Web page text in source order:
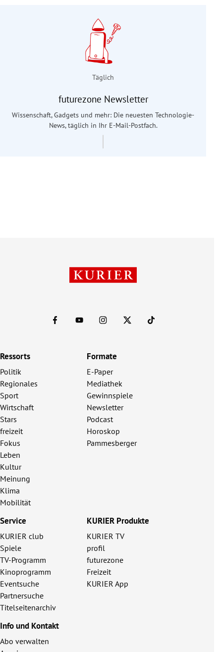
Täglich
futurezone Newsletter
Wissenschaft, Gadgets und mehr: Die neuesten Technologie-
News, täglich in Ihr E-Mail-Postfach.
Ressorts
Politik
Regionales
Sport
Wirtschaft
Stars
freizeit
Fokus
Leben
Kultur
Meinung
Klima
Mobilität
Formate
E-Paper
Mediathek
Gewinnspiele
Newsletter
Podcast
Horoskop
Pammesberger
Service
KURIER club
Spiele
TV-Programm
Kinoprogramm
Eventsuche
Partnersuche
Titelseitenarchiv
KURIER Produkte
KURIER TV
profil
futurezone
Freizeit
KURIER App
Info und Kontakt
Abo verwalten